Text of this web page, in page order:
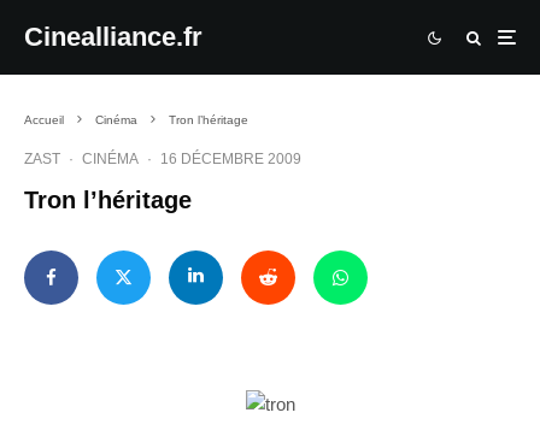
Cinealliance.fr
Accueil Cinéma Tron l’héritage
ZAST · CINÉMA · 16 DÉCEMBRE 2009
Tron l’héritage